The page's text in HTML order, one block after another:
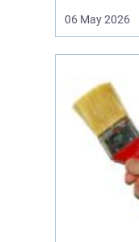
deres helt
deletradition,
resultatet er
spiseform,
fællesskab
fleksibilitet
06 May 2026